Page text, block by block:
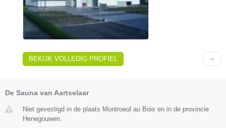
BEKIJK VOLLEDIG PROFIEL
De Sauna van Aartselaar
Niet gevestigd in de plaats Montroeul au Bois en in de provincie
Henegouwen.